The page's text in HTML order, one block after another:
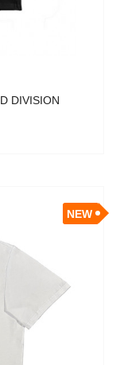
DIVISION
NEW